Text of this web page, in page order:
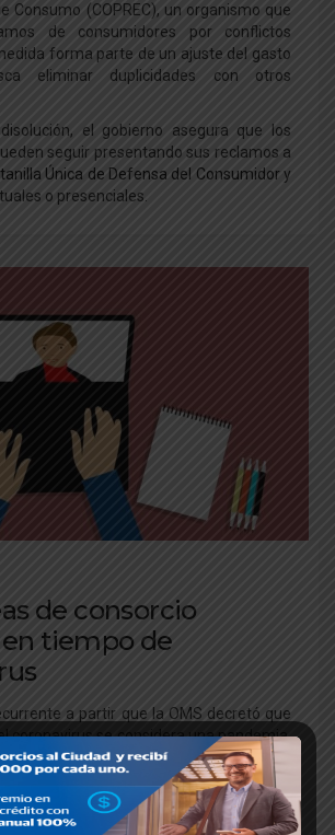
Consumo (COPREC), un organismo que
de consumidores por conflictos
forma parte de un ajuste del gasto
eliminar duplicidades con otros
el gobierno asegura que los
seguir presentando sus reclamos a
Única de Defensa del Consumidory
o presenciales.
de consorcio
tiempo de
a partir que la OMS decretó que
coronavirus se considera una pandemia,
si, bajo las actuales circunstancias, es
asambleas Virtuales, suplantando lo
Código Civil y Comercial, conforme al
de carácter nacional[1]y norma local